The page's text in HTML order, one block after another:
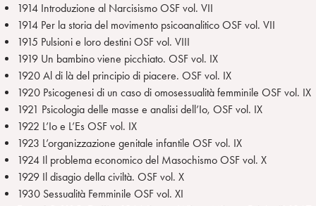
1914 Introduzione al Narcisismo OSF vol. VII
1914 Per la storia del movimento psicoanalitico OSF vol. VII
1915 Pulsioni e loro destini OSF vol. VIII
1919 Un bambino viene picchiato. OSF vol. IX
1920 Al di là del principio di piacere. OSF vol. IX
1920 Psicogenesi di un caso di omosessualità femminile OSF vol. IX
1921 Psicologia delle masse e analisi dell’Io, OSF vol. IX
1922 L’Io e L’Es OSF vol. IX
1923 L’organizzazione genitale infantile OSF vol. IX
1924 Il problema economico del Masochismo OSF vol. X
1929 Il disagio della civiltà. OSF vol. X
1930 Sessualità Femminile OSF vol. XI